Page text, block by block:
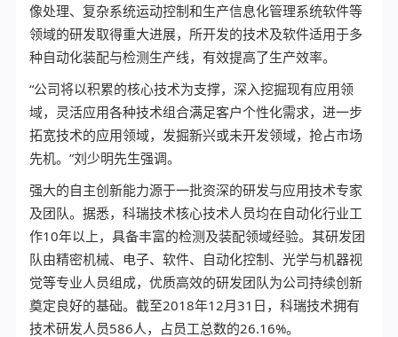
像处理、复杂系统运动控制和生产信息化管理系统软件等
领域的研发取得重大进展，所开发的技术及软件适用于多
种自动化装配与检测生产线，有效提高了生产效率。
“公司将以积累的核心技术为支撑，深入挖掘现有应用领
域，灵活应用各种技术组合满足客户个性化需求，进一步
拓宽技术的应用领域，发掘新兴或未开发领域，抢占市场
先机。”刘少明先生强调。
强大的自主创新能力源于一批资深的研发与应用技术专家
及团队。据悉，科瑞技术核心技术人员均在自动化行业工
作10年以上，具备丰富的检测及装配领域经验。其研发团
队由精密机械、电子、软件、自动化控制、光学与机器视
觉等专业人员组成，优质高效的研发团队为公司持续创新
奠定良好的基础。截至2018年12月31日，科瑞技术拥有
技术研发人员586人，占员工总数的26.16%。